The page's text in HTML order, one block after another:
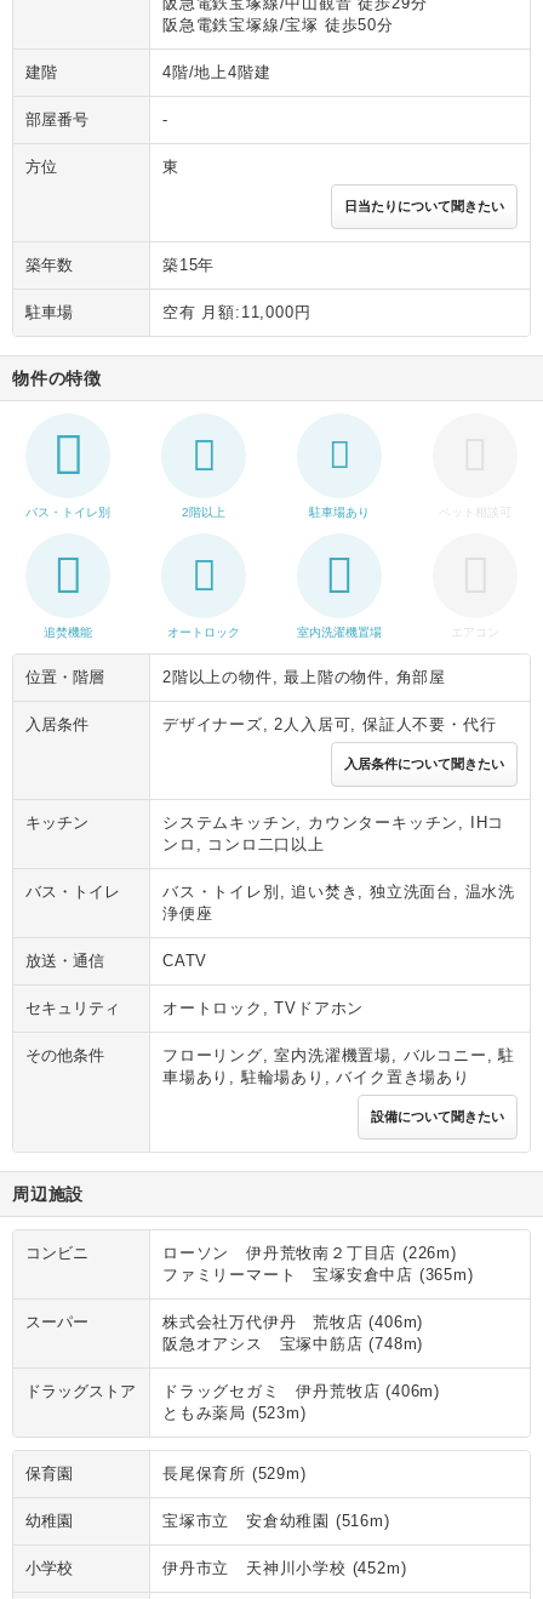
阪急電鉄宝塚線/宝塚 徒歩50分
建階 4階/地上4階建
部屋番号 -
方位 東
日当たりについて聞きたい
築年数 築15年
駐車場 空有 月額:11,000円
物件の特徴
バス・トイレ別 2階以上 駐車場あり ペット相談可
追焚機能 オートロック 室内洗濯機置場 エアコン
位置・階層 2階以上の物件, 最上階の物件, 角部屋
入居条件 デザイナーズ, 2人入居可, 保証人不要・代行
入居条件について聞きたい
キッチン
システムキッチン, カウンターキッチン, IHコ
ンロ, コンロ二口以上
バス・トイレ
バス・トイレ別, 追い焚き, 独立洗面台, 温水洗
浄便座
放送・通信 CATV
セキュリティ オートロック, TVドアホン
その他条件
フローリング, 室内洗濯機置場, バルコニー, 駐
車場あり, 駐輪場あり, バイク置き場あり
設備について聞きたい
周辺施設
コンビニ
ローソン 伊丹荒牧南２丁目店 (226m)
ファミリーマート 宝塚安倉中店 (365m)
スーパー
株式会社万代伊丹 荒牧店 (406m)
阪急オアシス 宝塚中筋店 (748m)
ドラッグストア
ドラッグセガミ 伊丹荒牧店 (406m)
ともみ薬局 (523m)
保育園 長尾保育所 (529m)
幼稚園 宝塚市立 安倉幼稚園 (516m)
小学校 伊丹市立 天神川小学校 (452m)